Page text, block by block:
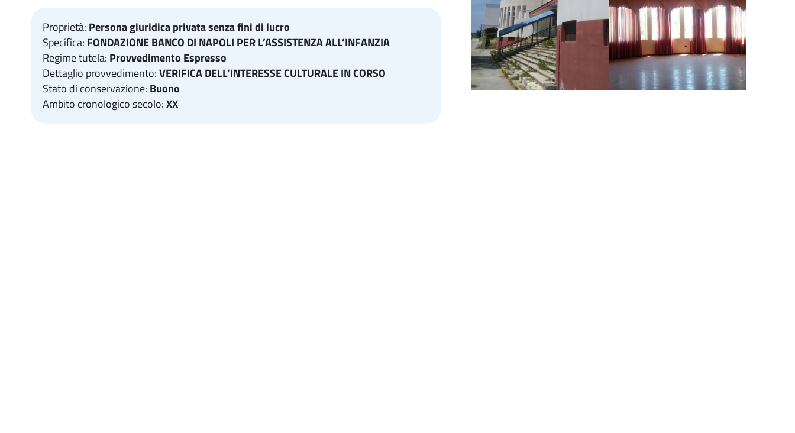
Proprietà: Persona giuridica privata senza fini di lucro
Specifica: FONDAZIONE BANCO DI NAPOLI PER L’ASSISTENZA ALL’INFANZIA
Regime tutela: Provvedimento Espresso
Dettaglio provvedimento:VERIFICA DELL’INTERESSE CULTURALE IN CORSO
Stato di conservazione: Buono
Ambito cronologico secolo:XX